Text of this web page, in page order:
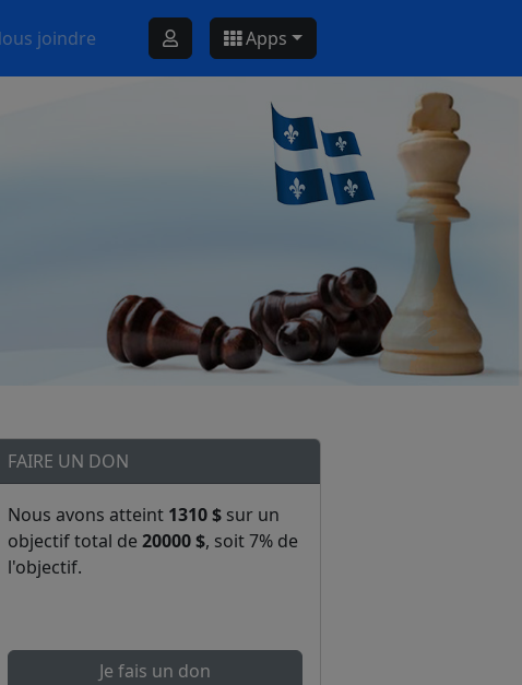
joindre Apps
FAIRE UN DON
Nous avons atteint 1310 $ sur un
objectif total de 20000 $, soit 7% de
l'objectif.
Je fais un don